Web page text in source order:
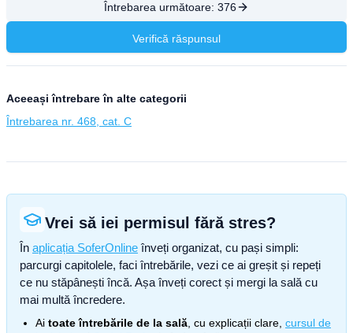
Întrebarea următoare: 376
Verifică răspunsul
Aceeași întrebare în alte categorii
Întrebarea nr. 468, cat. C
Vrei să iei permisul fără stres?
În aplicația SoferOnline înveți organizat, cu pași simpli:
parcurgi capitolele, faci întrebările, vezi ce ai greșit și repeți
ce nu stăpânești încă. Așa înveți corect și mergi la sală cu
mai multă încredere.
Ai toate întrebările de la sală , cu explicații clare, cursul de